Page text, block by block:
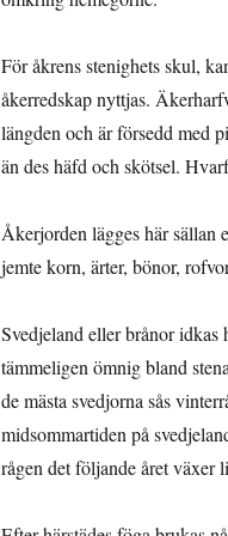
För åkrens stenighets skul,
åkerredskap nyttjas.
längden och är försedd med
än des häfd och skötsel.
Åkerjorden lägges här sällan
jemte korn, ärter, bönor,
Svedjeland eller brånor
tämmeligen ömnig bland
de mästa svedjorna sås
midsommar­tiden på
rågen det följande året